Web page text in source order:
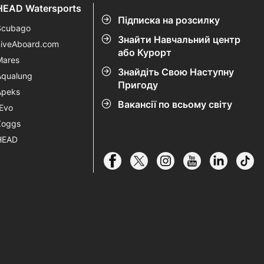
Підписка на розсилку
Знайти Навчальний центр
або Курорт
Знайдіть Свою Наступну
Пригоду
Вакансії по всьому світу
Watersports